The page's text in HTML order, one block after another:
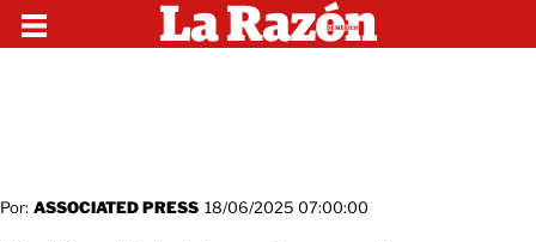
Por: ASSOCIATED PRESS 18/06/2025 07:00:00